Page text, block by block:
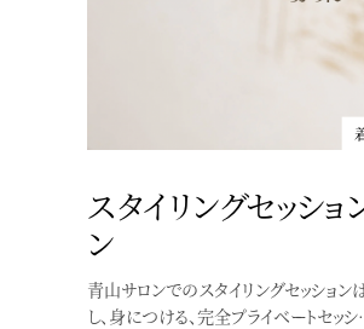
スタイリングセッシ
ン
青山サロンでのスタイリングセッショ
し、身につける、完全プライベートセッ